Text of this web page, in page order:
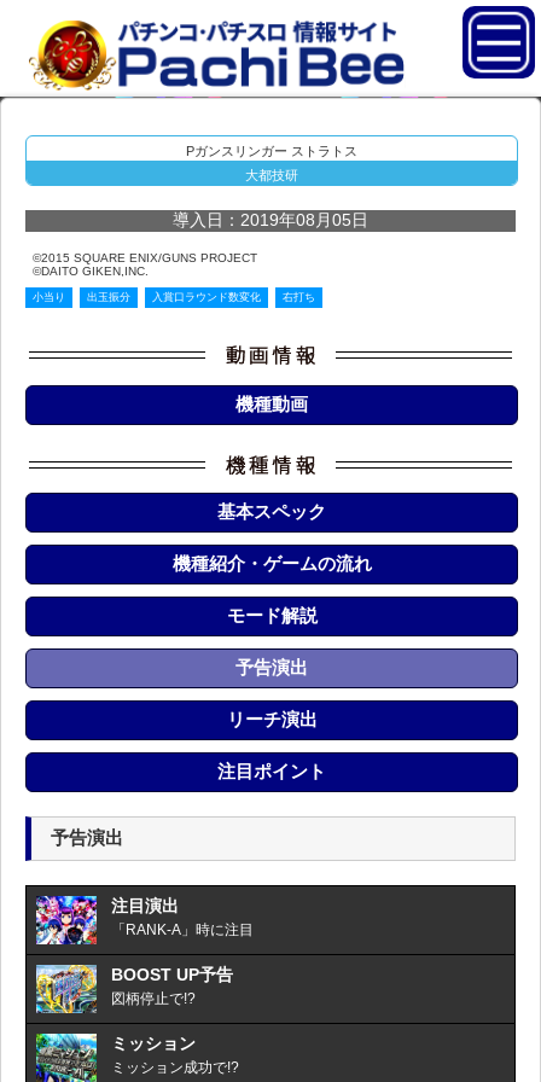
Pガンスリンガー ストラトス
大都技研
導入日：2019年08月05日
©2015 SQUARE ENIX/GUNS PROJECT
©DAITO GIKEN,INC.
小当り 出玉振分 入賞口ラウンド数変化 右打ち
機種動画
基本スペック
機種紹介・ゲームの流れ
モード解説
予告演出
リーチ演出
注目ポイント
予告演出
注目演出
「RANK-A」時に注目
BOOST UP予告
図柄停止で!?
ミッション
ミッション成功で!?